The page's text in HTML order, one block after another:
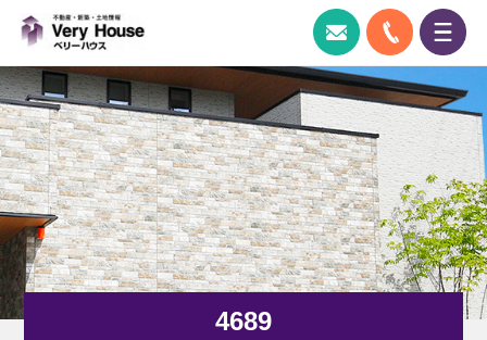
ベリーハウス｜奈良県広陵町の新築一戸
お問い合わせ
0745-51-
ス
4689